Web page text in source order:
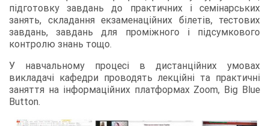
підготовку завдань до практичних і семінарських
занять, складання екзаменаційних білетів, тестових
завдань, завдань для проміжного і підсумкового
контролю знань тощо.
У навчальному процесі в дистанційних умовах
викладачі кафедри проводять лекційні та практичні
заняття на інформаційних платформах Zoom, Big Blue
Button.